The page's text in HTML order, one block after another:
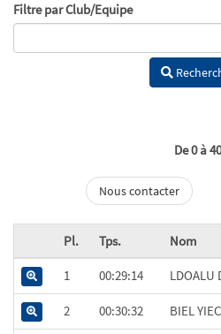
Filtre par Club/Equipe
De 0 à 40
Nous contacter
Pl. Tps. Nom
1 00:29:14 LDOALU
2 00:30:32 BIEL